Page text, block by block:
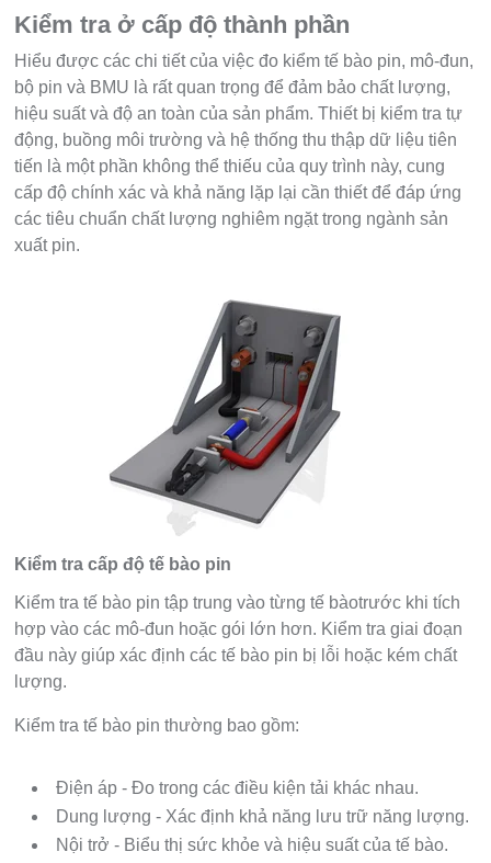
Kiểm tra ở cấp độ thành phần
Hiểu được các chi tiết của việc đo kiểm tế bào pin, mô-đun,
bộ pin và BMU là rất quan trọng để đảm bảo chất lượng,
hiệu suất và độ an toàn của sản phẩm. Thiết bị kiểm tra tự
động, buồng môi trường và hệ thống thu thập dữ liệu tiên
tiến là một phần không thể thiếu của quy trình này, cung
cấp độ chính xác và khả năng lặp lại cần thiết để đáp ứng
các tiêu chuẩn chất lượng nghiêm ngặt trong ngành sản
xuất pin.
Kiểm tra cấp độ tế bào pin
Kiểm tra tế bào pin tập trung vào từng tế bàotrước khi tích
hợp vào các mô-đun hoặc gói lớn hơn. Kiểm tra giai đoạn
đầu này giúp xác định các tế bào pin bị lỗi hoặc kém chất
lượng.
Kiểm tra tế bào pin thường bao gồm:
Điện áp - Đo trong các điều kiện tải khác nhau.
Dung lượng - Xác định khả năng lưu trữ năng lượng.
Nội trở - Biểu thị sức khỏe và hiệu suất của tế bào.